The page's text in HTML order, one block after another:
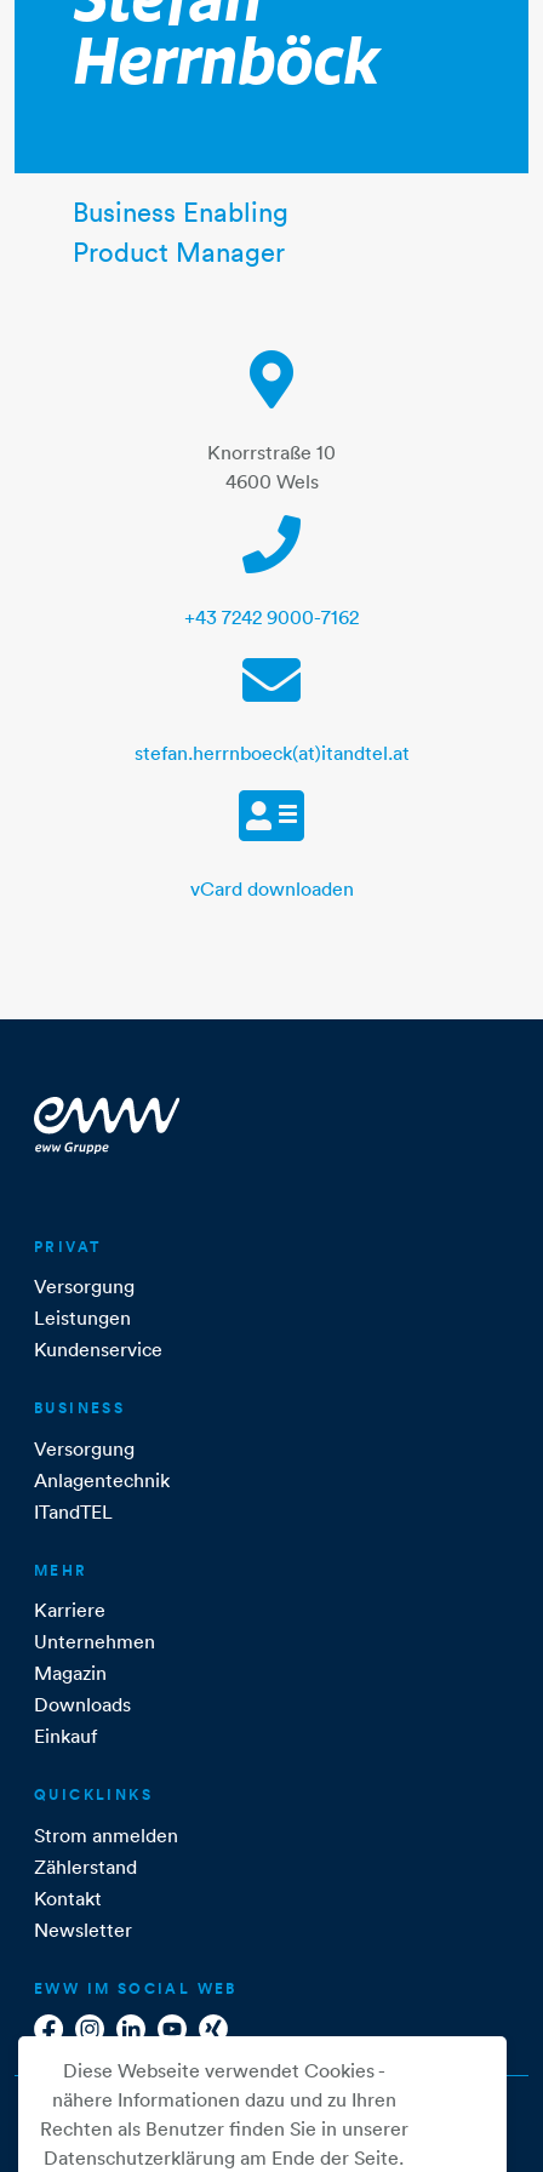
Herrnböck
Business Enabling
Product Manager
Knorrstraße 10
4600 Wels
Telephone
+43 7242 9000-7162
E-Mail
stefan.herrnboeck(at)itandtel.at
vCard
vCard downloaden
PRIVAT
Versorgung
Leistungen
Kundenservice
BUSINESS
Versorgung
Anlagentechnik
ITandTEL
MEHR
Karriere
Unternehmen
Magazin
Downloads
Einkauf
QUICKLINKS
Strom anmelden
Zählerstand
Kontakt
Newsletter
EWW IM SOCIAL WEB
Diese Webseite verwendet Cookies -
nähere Informationen dazu und zu Ihren
Rechten als Benutzer finden Sie in unserer
Datenschutzerklärung am Ende der Seite.